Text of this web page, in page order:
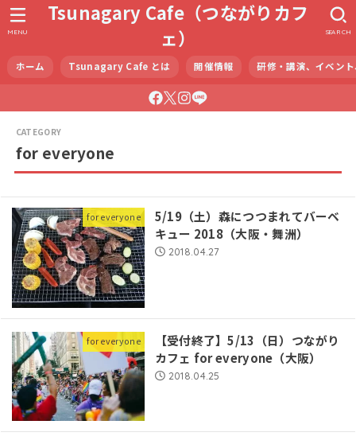
Tsunagary Cafe（つながりカフ
ェ）
ホーム Tsunagary Cafe とは 開催情報 研修・講演、イベン
SEARCH
MENU
for everyone
for everyone
​5/19（土）森につつまれてバーベ
キュー 2018（大阪・舞洲）
2018.04.27
for everyone
【受付終了】5/13（日）つながり
カフェ for everyone（大阪）
2018.04.25